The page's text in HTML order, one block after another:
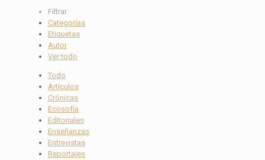
Filtrar
Categorías
Etiquetas
Autor
Ver todo
Todo
Artículos
Crónicas
Ecosofía
Editoriales
Enseñanzas
Entrevistas
Reportajes